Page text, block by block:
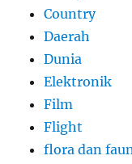
Country
Daerah
Dunia
Elektronik
Film
Flight
flora dan